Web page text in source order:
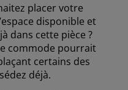
placer votre
disponible et
dans cette pièce ?
commode pourrait
certains des
déjà.